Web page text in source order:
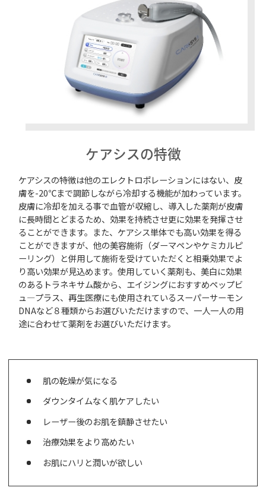
ケアシスの特徴
ケアシスの特徴は他のエレクトロポレーションにはない、皮
膚を-20℃まで調節しながら冷却する機能が加わっています。
皮膚に冷却を加える事で血管が収縮し、導入した薬剤が皮膚
に長時間とどまるため、効果を持続させ更に効果を発揮させ
ることができます。また、ケアシス単体でも高い効果を得る
ことができますが、他の美容施術（ダーマペンやケミカルピ
ーリング）と併用して施術を受けていただくと相乗効果でよ
り高い効果が見込めます。使用していく薬剤も、美白に効果
のあるトラネキサム酸から、エイジングにおすすめペップビ
ュ―プラス、再生医療にも使用されているスーパーサーモン
DNAなど８種類からお選びいただけますので、一人一人の用
途に合わせて薬剤をお選びいただけます。
肌の乾燥が気になる
ダウンタイムなく肌ケアしたい
レーザー後のお肌を鎮静させたい
治療効果をより高めたい
お肌にハリと潤いが欲しい